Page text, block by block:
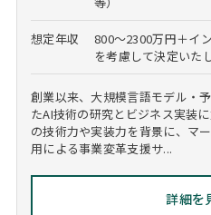
想定年収
800～2300万円＋イ
を考慮して決定いた
創業以来、大規模言語モデル・
たAI技術の研究とビジネス実装
の技術力や実装力を背景に、マ
用による事業変革支援サ...
詳細を